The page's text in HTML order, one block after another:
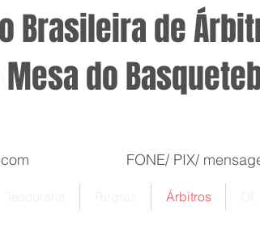
Brasileira de
do
FONE/ PIX/ mensagens:
Árbitros